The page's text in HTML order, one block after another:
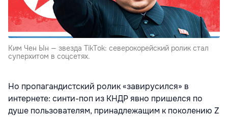
Ким Чен Ын — звезда TikTok: северокорейский ролик стал
суперхитом в соцсетях.
Но пропагандистский ролик «завирусился» в
интернете: синти-поп из КНДР явно пришелся по
душе пользователям, принадлежащим к поколению Z